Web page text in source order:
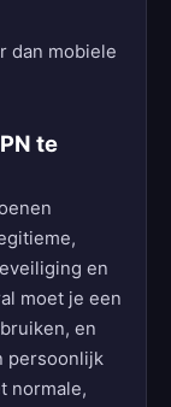
dan mobiele
te
en
moet je een
en
persoonlijk
normale,